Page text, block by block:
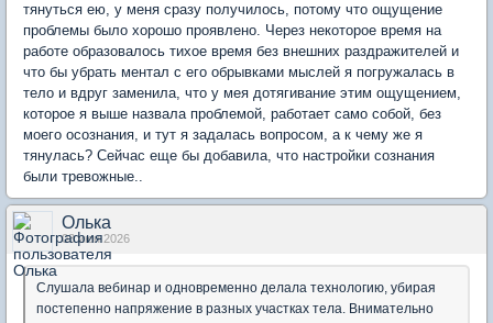
тянуться ею, у меня сразу получилось, потому что ощущение
проблемы было хорошо проявлено. Через некоторое время на
работе образовалось тихое время без внешних раздражителей и
что бы убрать ментал с его обрывками мыслей я погружалась в
тело и вдруг заменила, что у мея дотягивание этим ощущением,
которое я выше назвала проблемой, работает само собой, без
моего осознания, и тут я задалась вопросом, а к чему же я
тянулась? Сейчас еще бы добавила, что настройки сознания
были тревожные..
Олька
03 июн 2026
Слушала вебинар и одновременно делала технологию, убирая
постепенно напряжение в разных участках тела. Внимательно